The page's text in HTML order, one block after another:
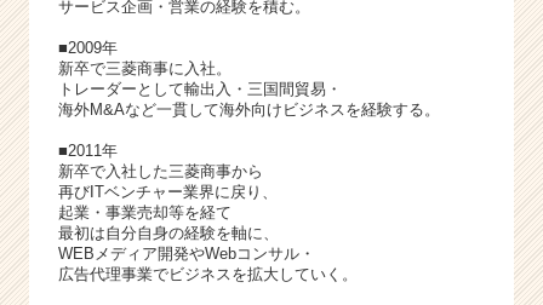
サ
ト
チ
ア
ャ
リ
ア
（C
h
サービス企画・営業の経験を積む。
■2009年
新卒で三菱商事に⼊社。
トレーダーとして輸出入・三国間貿易・
海外M&Aなど一貫して海外向けビジネスを経験する。
■2011年
新卒で⼊社した三菱商事から
再びITベンチャー業界に戻り、
起業・事業売却等を経て
最初は⾃分⾃⾝の経験を軸に、
WEBメディア開発やWebコンサル・
広告代理事業でビジネスを拡⼤していく。